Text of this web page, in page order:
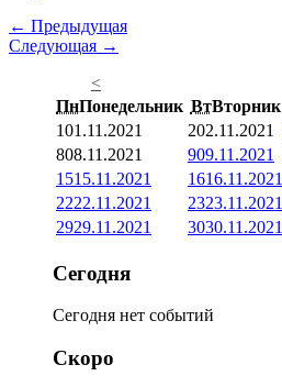
← Предыдущая
Следующая →
<
ПнПонедельник ВтВторник
101.11.2021 202.11.2021
808.11.2021 909.11.2021
1515.11.2021 1616.11.2021
2222.11.2021 2323.11.2021
2929.11.2021 3030.11.2021
Сегодня
Сегодня нет событий
Скоро